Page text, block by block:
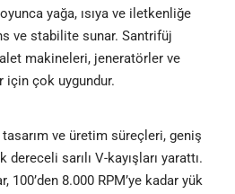
yağa, ısıya ve iletkenliğe
ve stabilite sunar. Santrifüj
makineleri, jeneratörler ve
için çok uygundur.
ve üretim süreçleri, geniş
sarılı V-kayışları yarattı.
100’den 8.000 RPM’ye kadar yük